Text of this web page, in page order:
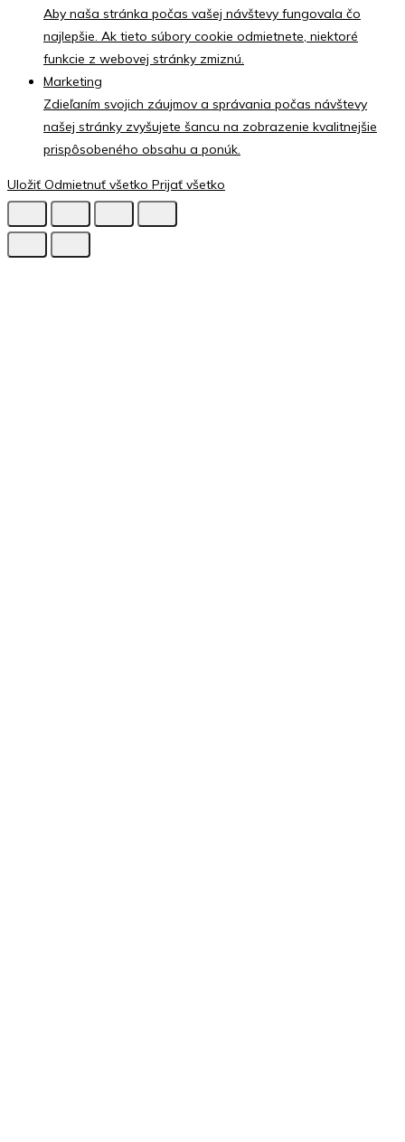
Aby naša stránka počas vašej návštevy fungovala čo
najlepšie. Ak tieto súbory cookie odmietnete, niektoré
funkcie z webovej stránky zmiznú.
Marketing
Zdieľaním svojich záujmov a správania počas návštevy
našej stránky zvyšujete šancu na zobrazenie kvalitnejšie
prispôsobeného obsahu a ponúk.
Uložiť Odmietnuť všetko Prijať všetko